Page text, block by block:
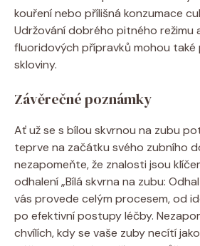
kouření nebo přílišná konzumace
Udržování dobrého pitného režimu
fluoridových přípravků mohou
skloviny.
Závěrečné poznámky
Ať už se s bílou skvrnou na zubu
teprve na začátku svého zubního
nezapomeňte, že znalosti jsou
odhalení „Bílá skvrna na zubu:
vás provede celým procesem, od
po efektivní postupy léčby.
chvílích, kdy se vaše zuby necítí